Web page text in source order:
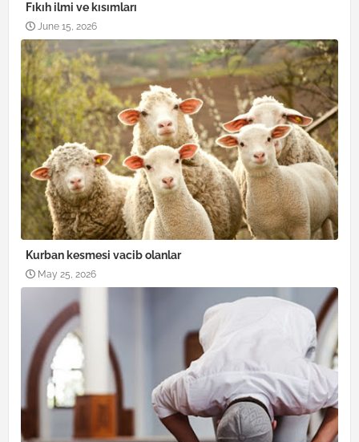
Fıkıh ilmi ve kısımları
June 15, 2026
Kurban kesmesi vacib olanlar
May 25, 2026